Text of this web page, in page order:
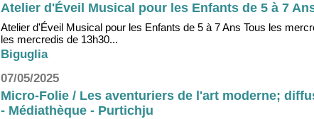
Atelier d'Éveil Musical pour les Enfants de 5 à 7
Atelier d'Éveil Musical pour les Enfants de 5 à 7 Ans Tous les
les mercredis de 13h30...
Biguglia
07/05/2025
Micro-Folie / Les aventuriers de l'art moderne;
- Médiathèque - Purtichju